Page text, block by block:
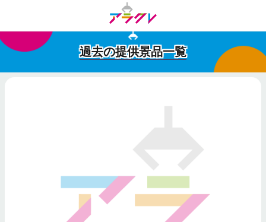
過去の提供景品一覧